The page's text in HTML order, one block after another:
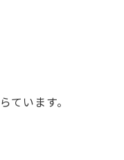
います。